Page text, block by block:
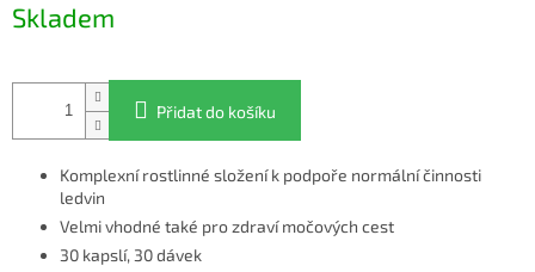
cena:
Skladem
Přidat do košíku
Komplexní rostlinné složení k podpoře normální činnosti
ledvin
Velmi vhodné také pro zdraví močových cest
30 kapslí, 30 dávek